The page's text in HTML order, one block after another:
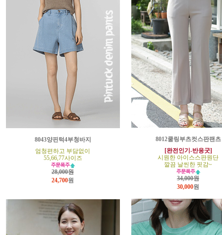
8043양핀턱4부청바지
엄청편하고 부담없이
55,66,77사이즈
28,000원
24,700원
8012쿨링부츠컷스판팬츠
[완전인기-반응굿]
시원한 아이스스판원단
깔끔 날씬한 핏감~
34,000원
30,000원